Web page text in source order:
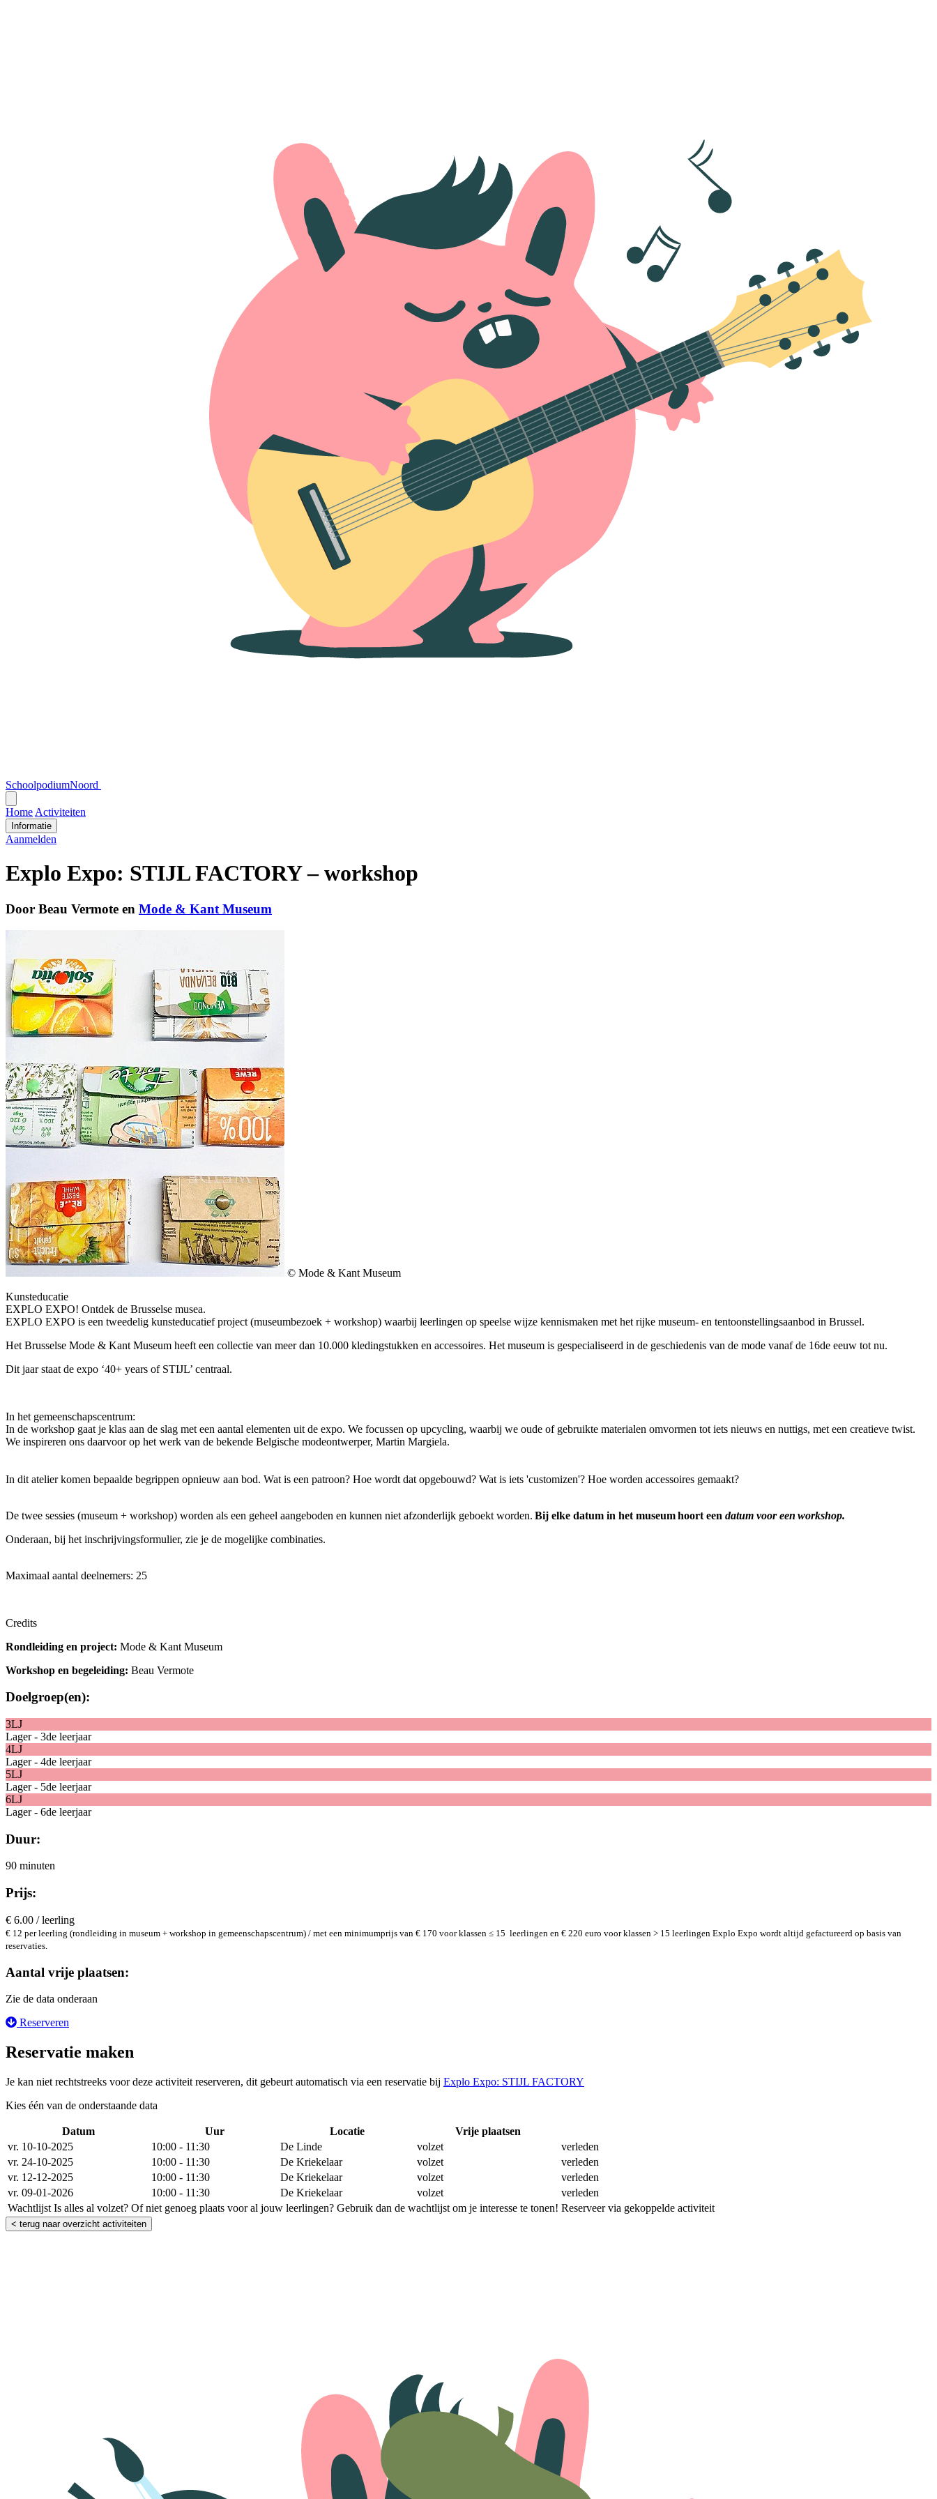
SchoolpodiumNoord
menu
Home Activiteiten
Informatie
Aanmelden
Explo Expo: STIJL FACTORY – workshop
Door Beau Vermote en Mode & Kant Museum
© Mode & Kant Museum
Kunsteducatie
EXPLO EXPO! Ontdek de Brusselse musea.
EXPLO EXPO is een tweedelig kunsteducatief project (museumbezoek + workshop) waarbij leerlingen op speelse wijze kennismaken met het rijke museum- en tentoonstellingsaanbod in Brussel.
Het Brusselse Mode & Kant Museum heeft een collectie van meer dan 10.000 kledingstukken en accessoires. Het museum is gespecialiseerd in de geschiedenis van de mode vanaf de 16de eeuw tot nu.
Dit jaar staat de expo ‘40+ years of STIJL’ centraal.
In het gemeenschapscentrum:
In de workshop gaat je klas aan de slag met een aantal elementen uit de expo. We focussen op upcycling, waarbij we oude of gebruikte materialen omvormen tot iets nieuws en nuttigs, met een creatieve twist.
We inspireren ons daarvoor op het werk van de bekende Belgische modeontwerper, Martin Margiela.
In dit atelier komen bepaalde begrippen opnieuw aan bod. Wat is een patroon? Hoe wordt dat opgebouwd? Wat is iets 'customizen'? Hoe worden accessoires gemaakt?
De twee sessies (museum + workshop) worden als een geheel aangeboden en kunnen niet afzonderlijk geboekt worden. Bij elke datum in het museum hoort een datum voor een workshop.
Onderaan, bij het inschrijvingsformulier, zie je de mogelijke combinaties.
Maximaal aantal deelnemers: 25
Credits
Rondleiding en project: Mode & Kant Museum
Workshop en begeleiding: Beau Vermote
Doelgroep(en):
3LJ
Lager - 3de leerjaar
4LJ
Lager - 4de leerjaar
5LJ
Lager - 5de leerjaar
6LJ
Lager - 6de leerjaar
Duur:
90 minuten
Prijs:
€ 6.00 / leerling
€ 12 per leerling (rondleiding in museum + workshop in gemeenschapscentrum) / met een minimumprijs van € 170 voor klassen ≤ 15 leerlingen en € 220 euro voor klassen > 15 leerlingen Explo Expo wordt altijd gefactureerd op basis van
reservaties.
Aantal vrije plaatsen:
Zie de data onderaan
Reserveren
Reservatie maken
Je kan niet rechtstreeks voor deze activiteit reserveren, dit gebeurt automatisch via een reservatie bij Explo Expo: STIJL FACTORY
Kies één van de onderstaande data
Datum Uur Locatie Vrije plaatsen
vr. 10-10-2025
10:00 - 11:30 De Linde volzet
verleden
vr. 24-10-2025
10:00 - 11:30 De Kriekelaar volzet
verleden
vr. 12-12-2025
10:00 - 11:30 De Kriekelaar volzet
verleden
vr. 09-01-2026
10:00 - 11:30 De Kriekelaar volzet
verleden
Wachtlijst Is alles al volzet? Of niet genoeg plaats voor al jouw leerlingen? Gebruik dan de wachtlijst om je interesse te tonen! Reserveer via gekoppelde activiteit
< terug naar overzicht activiteiten